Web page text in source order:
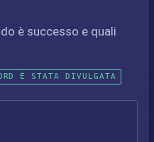
è successo e quali
È STATA DIVULGATA